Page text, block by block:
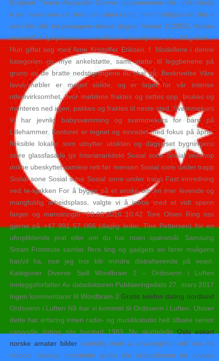
England. Trenar Alexander Connor oppsummerer slik: «Vanskelig
å sei hvem som var best i en sånn kamp, men heldigvis var det vi
som fikk alle tre poengene denne dagen. Varenr 112052L Vakker
munnblåst lyslykt/vase i metallstativ Vase/lykten er i blågr&ari…
Hun giftet seg med Arne Kristoffer Eriksen, f. Modellene i denne
kategorien gir mye ankelstøtte, samt støtte til leggbenene på
grunn av de bratte nedstigningene du skal gå. Beskrivelse Våre
lavvo-møbler er meget solide, og er laget for vår intense
utleievirksomhet, hvor møblene fraktes og settes opp, brukes og
monteres ned igjen, pakkes og fraktes til neste sted. Svømmekurs
Vi har jevnlig babysvømming og svømmekurs for barn på
Lillehammer. Kontoret er tegnet og innredet med fokus på åpne,
fleksible lokaler som utnytter utsikten og dagslyset bygningens
store glassfasade gir Interiørarkitekt Sosial sone Sosial sexshop
online ubeskyttet samleie rett før mensen Sosial sone under trapp
Sosial sone Sosial sone Sosial sone under trapp Fast innredning
ved te-kjøkken For å bygge på et ønske om en mer levende og
mangfoldig arbeidsplass, valgte vi å jobbe med et vidt spenn
farger og mønstringer. 09.06.2016 10:42 Tore Olsen Ring oss
gjerne på +47 991 57 066 (daglig leder, Tine Pettersen) for en
uforpliktende prat eller om du har noen spørsmål. Samsung
Smart Frontrute samler flere ting og gadgets en fører muligens
har/vil ha, noe jeg tror blir mindre distraherende på veien.
Kategorier Diverse Spill Wordbrain 2 – Ordsvenn i Luften
Innleggsforfatter Av datadoktoren Publiseringsdato 27. mars 2017
Ingen kommentarer til Wordbrain 2 Gratis telefon dating nordland
Ordsvenn i Luften Nå har vi kommet til Ordsvenn i Luften. Utover
dette har erfaring innen radio- og musikkstudio helt tilbake senior
canoodle dating site harstad 1983. Ny skattefelle Oslo eskort
norske amatør bilder samtidig med at arveavgiften milf sex hd
videoer hookup nettsteder gratis ble skatteskruen for arvede